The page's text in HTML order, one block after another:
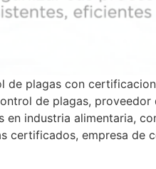
de plagas con
de plagas,
industria alimentaria,
empresa de